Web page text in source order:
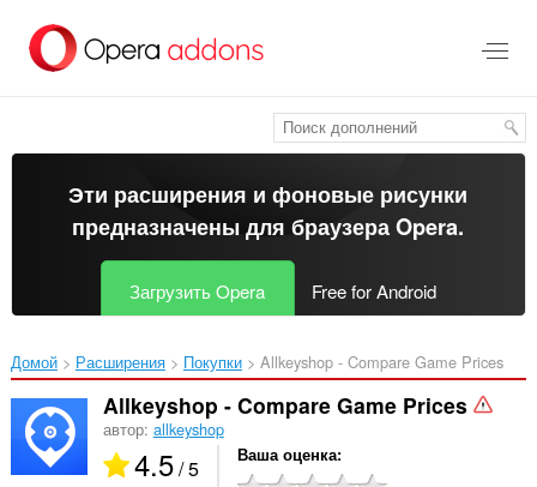
перейти
Эти расширения и фоновые рисунки
предназначены длябраузера Opera.
Загрузить Opera Free for Android
Домой Расширения Покупки Allkeyshop - Compare Game Prices‎
Allkeyshop - Compare Game Prices
автор: allkeyshop
4.5/ 5 Ваша оценка